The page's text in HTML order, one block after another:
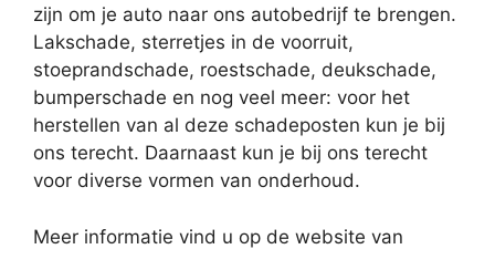
zijn om je auto naar ons autobedrijf te brengen.
Lakschade, sterretjes in de voorruit,
stoeprandschade, roestschade, deukschade,
bumperschade en nog veel meer: voor het
herstellen van al deze schadeposten kun je bij
ons terecht. Daarnaast kun je bij ons terecht
voor diverse vormen van onderhoud.
Meer informatie vind u op de website van